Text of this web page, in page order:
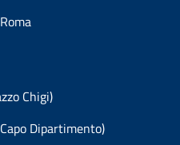
Chigi)
Dipartimento)